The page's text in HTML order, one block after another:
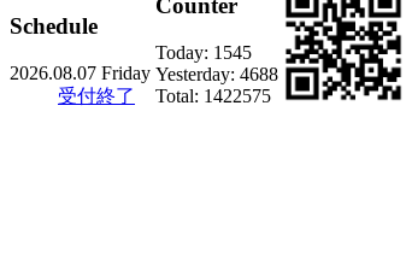
Schedule
2026.08.07 Friday
受付終了
Counter
Today: 1545
Yesterday: 4688
Total: 1422575